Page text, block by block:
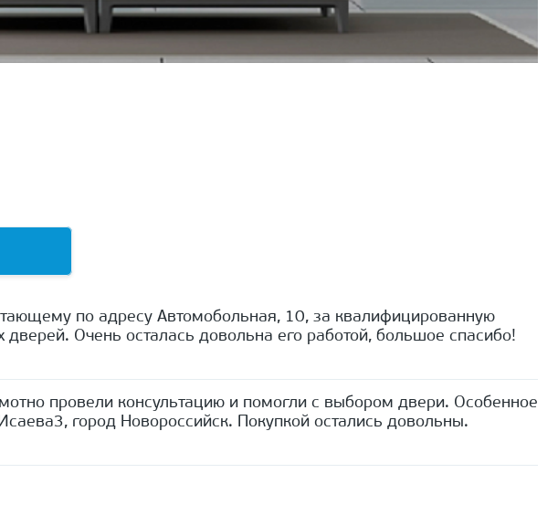
по адресу Автомобольная, 10, за квалифицированную
Очень осталась довольна его работой, большое спасибо!
провели консультацию и помогли с выбором двери. Особенное
город Новороссийск. Покупкой остались довольны.